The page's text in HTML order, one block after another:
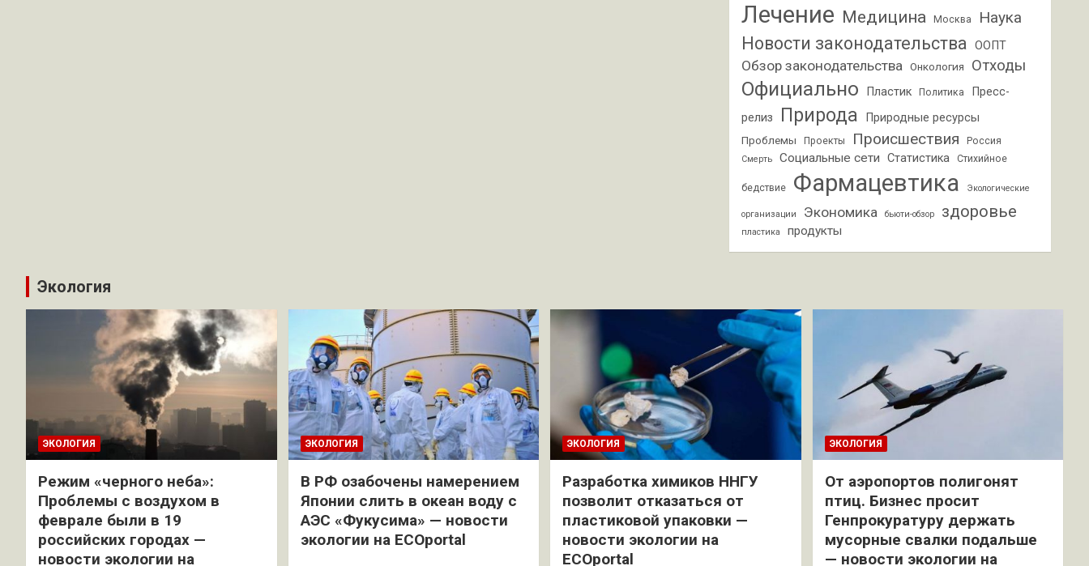
Лечение Медицина Москва Наука
Новости законодательства ООПТ
Обзор законодательства Онкология Отходы
Официально Пластик Политика
Пресс-
релиз
Природа Природные ресурсы
Проблемы Проекты Происшествия Россия
Смерть Социальные сети Статистика Стихийное
бедствие Фармацевтика Экологические
организации Экономика бьюти-обзор здоровье
пластика продукты
Экология
ЭКОЛОГИЯ
Режим «черного неба»:
Проблемы с воздухом в
феврале были в 19
российских городах —
новости экологии на
ЭКОЛОГИЯ
В РФ озабочены намерением
Японии слить в океан воду с
АЭС «Фукусима» — новости
экологии на ECOportal
ЭКОЛОГИЯ
Разработка химиков ННГУ
позволит отказаться от
пластиковой упаковки —
новости экологии на
ECOportal
ЭКОЛОГИЯ
От аэропортов полигонят
птиц. Бизнес просит
Генпрокуратуру держать
мусорные свалки подальше
— новости экологии на